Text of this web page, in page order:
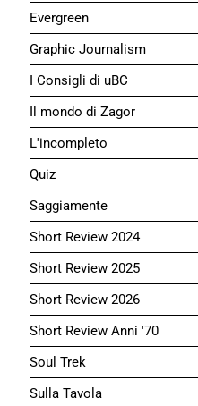
Evergreen
Graphic Journalism
I Consigli di uBC
Il mondo di Zagor
L'incompleto
Quiz
Saggiamente
Short Review 2024
Short Review 2025
Short Review 2026
Short Review Anni '70
Soul Trek
Sulla Tavola